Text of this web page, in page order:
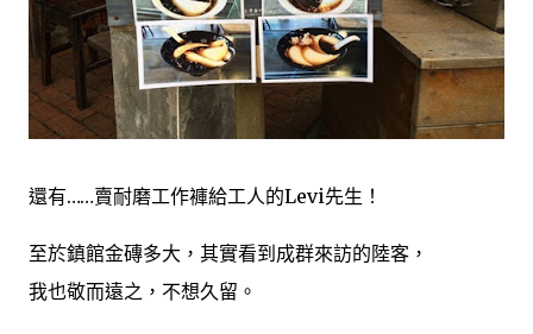
還有……賣耐磨工作褲給工人的Levi先生！
至於鎮館金磚多大，其實看到成群來訪的陸客，
我也敬而遠之，不想久留。